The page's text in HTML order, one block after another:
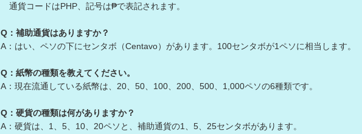
通貨コードはPHP、記号は₱で表記されます。
Q：補助通貨はありますか？
A：はい、ペソの下にセンタボ（Centavo）があります。100センタボが1ペソに相当します。
Q：紙幣の種類を教えてください。
A：現在流通している紙幣は、20、50、100、200、500、1,000ペソの6種類です。
Q：硬貨の種類は何がありますか？
A：硬貨は、1、5、10、20ペソと、補助通貨の1、5、25センタボがあります。